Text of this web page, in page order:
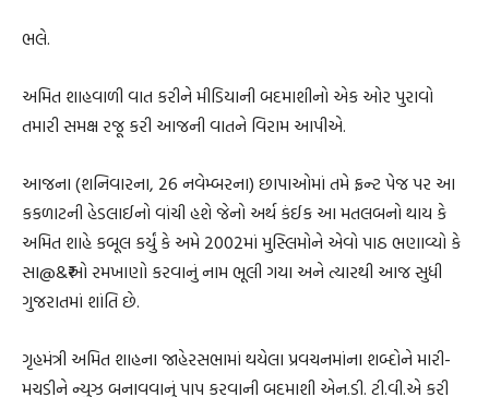
ભલે.
અમિત શાહવાળી વાત કરીને મીડિયાની બદમાશીનો એક ઓર પુરાવો
તમારી સમક્ષ રજૂ કરી આજની વાતને વિરામ આપીએ.
આજના (શનિવારના, 26 નવેમ્બરના) છાપાઓમાં તમે ફ્રન્ટ પેજ પર આ
કકળાટની હેડલાઈનો વાંચી હશે જેનો અર્થ કંઈક આ મતલબનો થાય કે
અમિત શાહે કબૂલ કર્યું કે અમે 2002માં મુસ્લિમોને એવો પાઠ ભણાવ્યો કે
સા@&₹ઓ રમખાણો કરવાનું નામ ભૂલી ગયા અને ત્યારથી આજ સુધી
ગુજરાતમાં શાંતિ છે.
ગૃહમંત્રી અમિત શાહના જાહેરસભામાં થયેલા પ્રવચનમાંના શબ્દોને મારી-
મચડીને ન્યુઝ બનાવવાનું પાપ કરવાની બદમાશી એન.ડી. ટી.વી.એ કરી